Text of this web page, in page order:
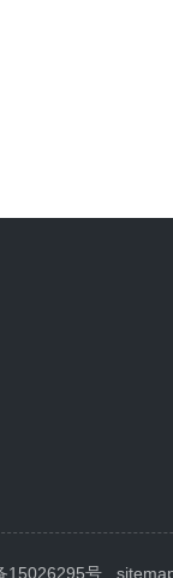
15026295号